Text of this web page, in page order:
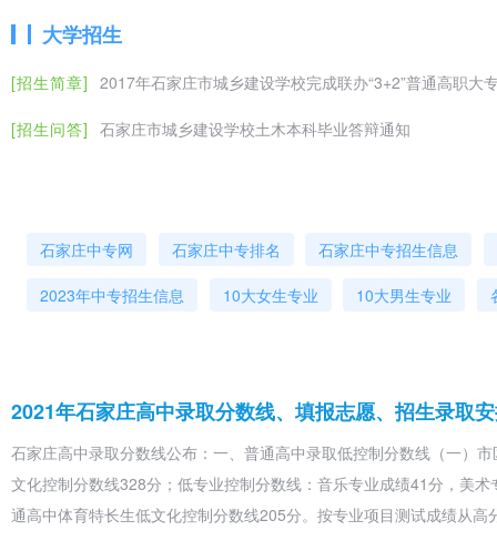
大学招生
[招生简章] 2017年石家庄市城乡建设学校完成联办“3+2”普通高职大
[招生问答] 石家庄市城乡建设学校土木本科毕业答辩通知
石家庄中专网 石家庄中专排名 石家庄中专招生信息
2023年中专招生信息 10大女生专业 10大男生专业
2021年石家庄高中录取分数线、填报志愿、招生录取
石家庄高中录取分数线公布：一、普通高中录取低控制分数线（一）
文化控制分数线328分；低专业控制分数线：音乐专业成绩41分，美
通高中体育特长生低文化控制分数线205分。按专业项目测试成绩从